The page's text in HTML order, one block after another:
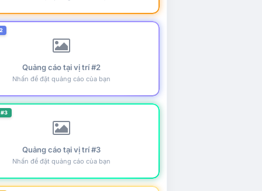
Quảng cáo tại vị trí #2
Nhấn để đặt quảng cáo của bạn
Quảng cáo tại vị trí #3
Nhấn để đặt quảng cáo của bạn